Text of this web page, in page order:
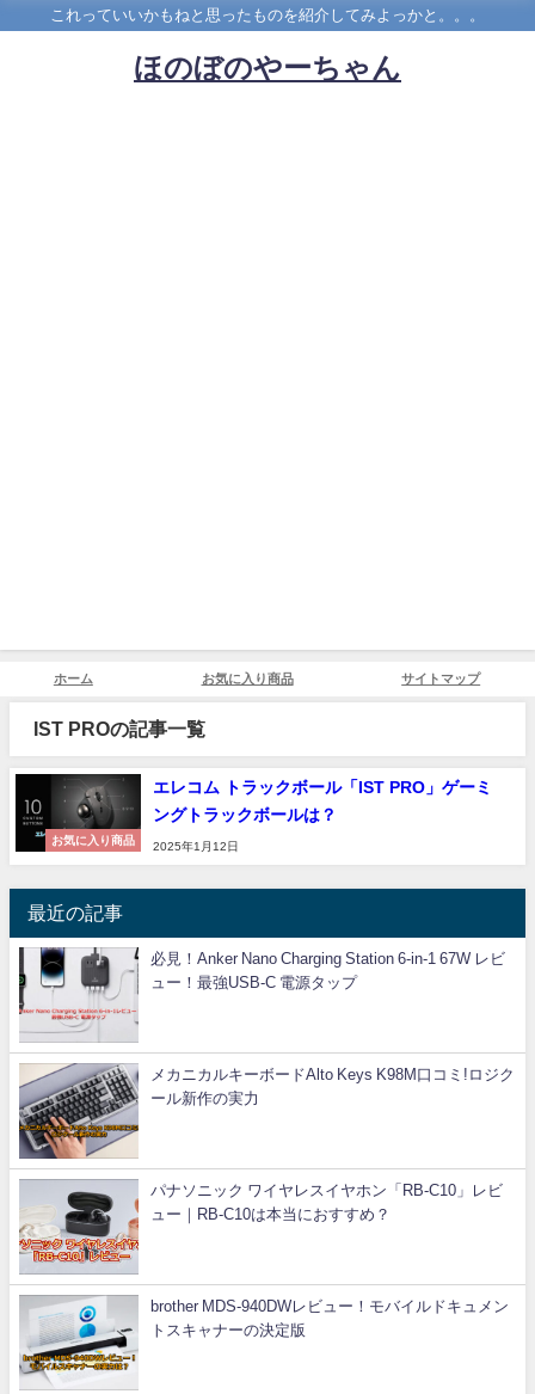
これっていいかもねと思ったものを紹介してみよっかと。。。
ほのぼのやーちゃん
ホーム お気に入り商品 サイトマップ
IST PROの記事一覧
お気に入り商品
エレコム トラックボール「IST PRO」ゲーミ
ングトラックボールは？
2025年1月12日
最近の記事
必見！Anker Nano Charging Station 6-in-1 67W レビ
ュー！最強USB-C 電源タップ
メカニカルキーボードAlto Keys K98M口コミ!ロジク
ール新作の実力
パナソニック ワイヤレスイヤホン「RB-C10」レビ
ュー｜RB-C10は本当におすすめ？
brother MDS-940DWレビュー！モバイルドキュメン
トスキャナーの決定版